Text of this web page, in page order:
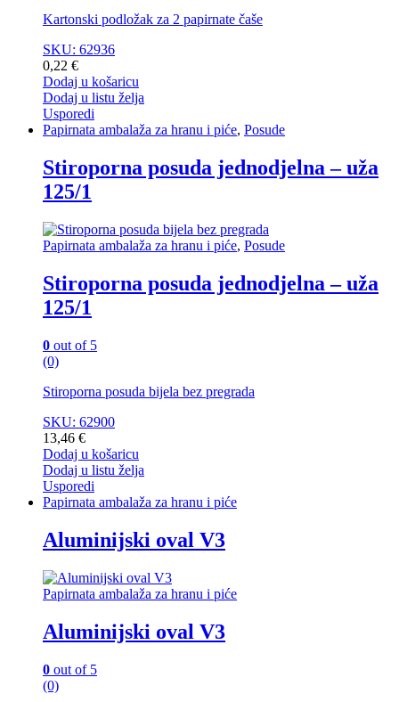
Kartonski podložak za 2 papirnate čaše
SKU: 62936
0,22 €
Dodaj u košaricu
Dodaj u listu želja
Usporedi
Papirnata ambalaža za hranu i piće, Posude
Stiroporna posuda jednodjelna – uža
125/1
Papirnata ambalaža za hranu i piće, Posude
Stiroporna posuda jednodjelna – uža
125/1
0 out of 5
(0)
Stiroporna posuda bijela bez pregrada
SKU: 62900
13,46 €
Dodaj u košaricu
Dodaj u listu želja
Usporedi
Papirnata ambalaža za hranu i piće
Aluminijski oval V3
Papirnata ambalaža za hranu i piće
Aluminijski oval V3
0 out of 5
(0)